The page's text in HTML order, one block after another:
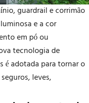
guardrail e corrimão
e a cor
em pó ou
tecnologia de
é adotada para tornar o
leves,